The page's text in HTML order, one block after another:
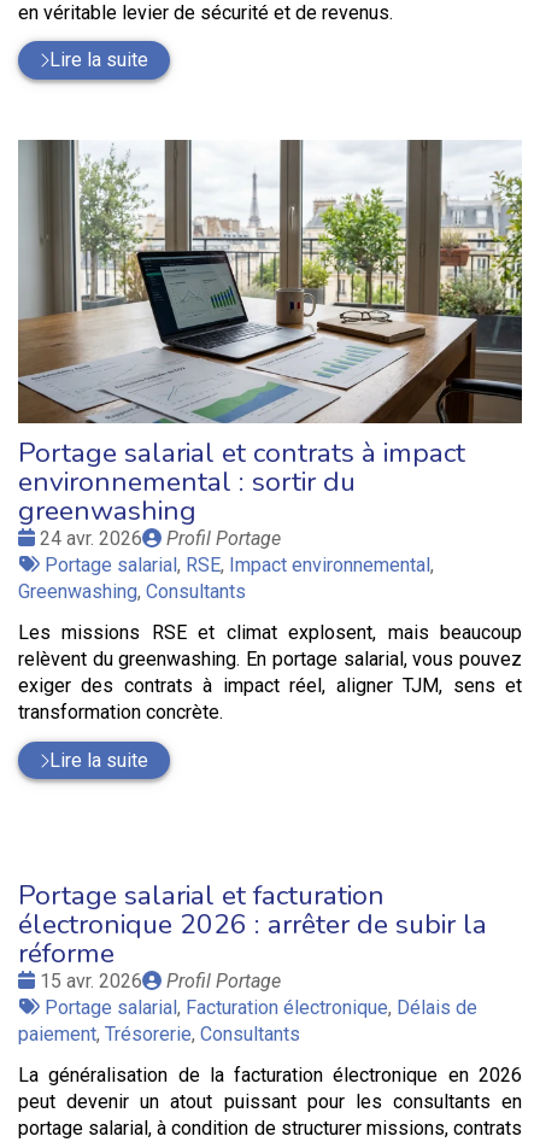
en véritable levier de sécurité et de revenus.
Lire la suite
Portage salarial et contrats à impact
environnemental : sortir du
greenwashing
Date
:
24 avr. 2026
Publié
par
Profil Portage
Tags
:
Portage salarial, RSE, Impact environnemental,
Greenwashing, Consultants
Les missions RSE et climat explosent, mais beaucoup
relèvent du greenwashing. En portage salarial, vous pouvez
exiger des contrats à impact réel, aligner TJM, sens et
transformation concrète.
Lire la suite
Portage salarial et facturation
électronique 2026 : arrêter de subir la
réforme
Date
:
15 avr. 2026
Publié
par
Profil Portage
Tags
:
Portage salarial, Facturation électronique, Délais de
paiement, Trésorerie, Consultants
La généralisation de la facturation électronique en 2026
peut devenir un atout puissant pour les consultants en
portage salarial, à condition de structurer missions, contrats